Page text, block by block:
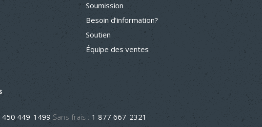
Soumission
Besoin d’information?
Soutien
Équipe des ventes
450 449-1499 Sans frais : 1 877 667-2321